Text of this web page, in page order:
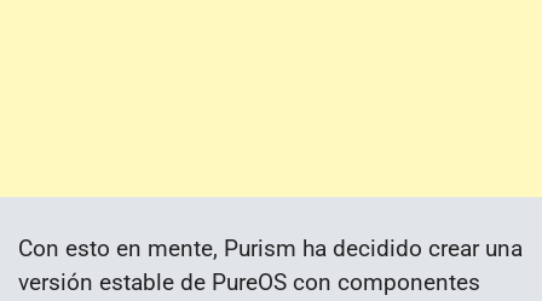
Con esto en mente, Purism ha decidido crear una
versión estable de PureOS con componentes